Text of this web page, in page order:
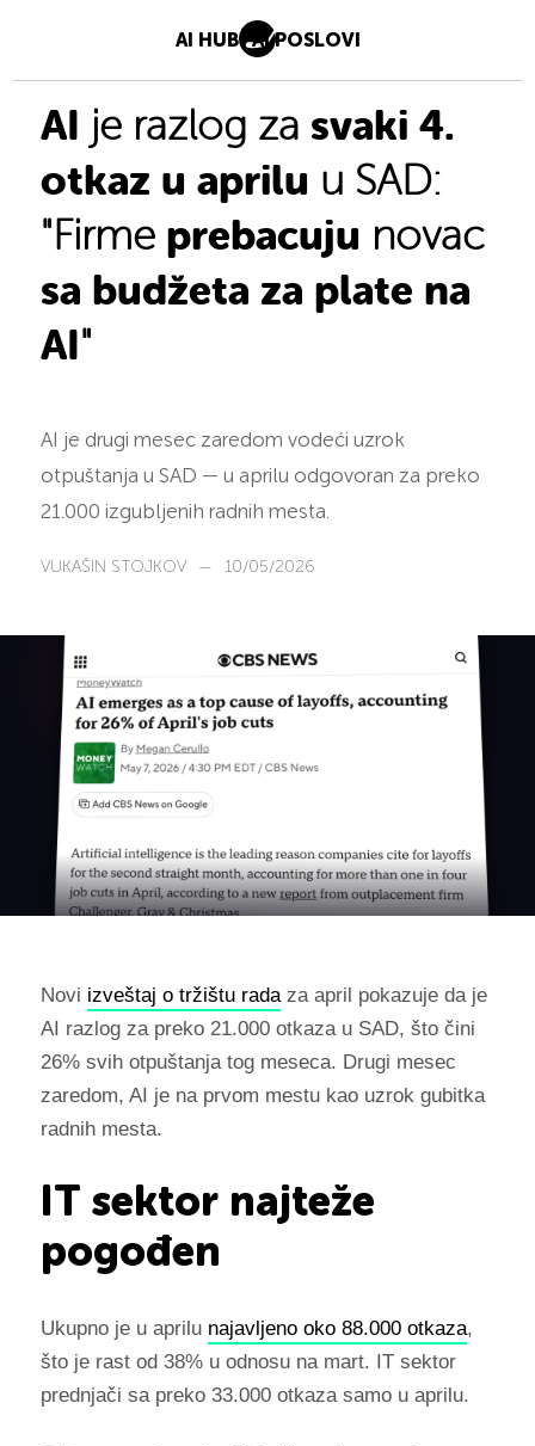
AI HUB AI POSLOVI
AI je razlog za svaki 4.
otkaz u aprilu u SAD:
"Firme prebacuju novac
sa budžeta za plate na
AI"
AI je drugi mesec zaredom vodeći uzrok
otpuštanja u SAD — u aprilu odgovoran za preko
21.000 izgubljenih radnih mesta.
VUKAŠIN STOJKOV — 10/05/2026
Novi izveštaj o tržištu radaza april pokazuje da je
AI razlog za preko 21.000 otkaza u SAD, što čini
26% svih otpuštanja tog meseca. Drugi mesec
zaredom, AI je na prvom mestu kao uzrok gubitka
radnih mesta.
IT sektor najteže
pogođen
Ukupno je u aprilu najavljeno oko 88.000 otkaza,
što je rast od 38% u odnosu na mart. IT sektor
prednjači sa preko 33.000 otkaza samo u aprilu.